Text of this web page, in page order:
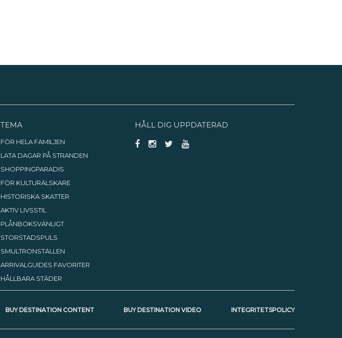
TEMA
FÖR HELA FAMILJEN
LATA DAGAR PÅ STRANDEN
SHOPPINGPARADIS
FÖR KULTURÄLSKARE
HISTORISKA SKATTER
AKTIV LIVSSTIL
PLÅNBOKSVÄNLIGT
STORSTADSPULS
SMULTRONSTÄLLEN
ARRIVALGUIDES FAVORITER
HÅLLBARA STÄDER
HÅLL DIG UPPDATERAD
BUY DESTINATION CONTENT BUY DESTINATION VIDEO INTEGRITETSPOLICY